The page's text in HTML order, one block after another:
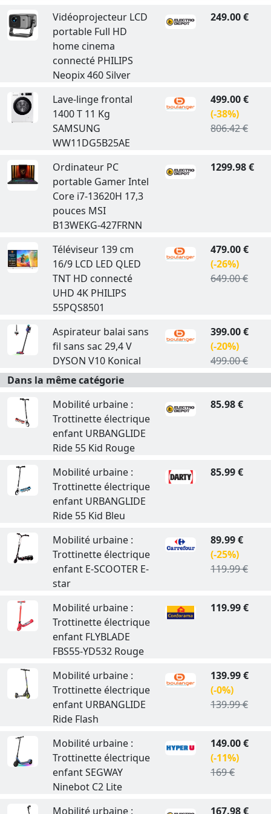
Vidéoprojecteur LCD
portable Full HD
home cinema
connecté PHILIPS
Neopix 460 Silver
249.00 €
Lave-linge frontal
1400 T 11 Kg
SAMSUNG
WW11DG5B25AE
499.00 €
(-38%)
806.42 €
Ordinateur PC
portable Gamer Intel
Core i7-13620H 17,3
pouces MSI
B13WEKG-427FRNN
1299.98 €
Téléviseur 139 cm
16/9 LCD LED QLED
TNT HD connecté
UHD 4K PHILIPS
55PQS8501
479.00 €
(-26%)
649.00 €
Aspirateur balai sans
fil sans sac 29,4 V
DYSON V10 Konical
399.00 €
(-20%)
499.00 €
Dans la même catégorie
Mobilité urbaine :
Trottinette électrique
enfant URBANGLIDE
Ride 55 Kid Rouge
85.98 €
Mobilité urbaine :
Trottinette électrique
enfant URBANGLIDE
Ride 55 Kid Bleu
85.99 €
Mobilité urbaine :
Trottinette électrique
enfant E-SCOOTER E-
star
89.99 €
(-25%)
119.99 €
Mobilité urbaine :
Trottinette électrique
enfant FLYBLADE
FBS55-YD532 Rouge
119.99 €
Mobilité urbaine :
Trottinette électrique
enfant URBANGLIDE
Ride Flash
139.99 €
(-0%)
139.99 €
Mobilité urbaine :
Trottinette électrique
enfant SEGWAY
Ninebot C2 Lite
149.00 €
(-11%)
169 €
Mobilité urbaine : 167.98 €